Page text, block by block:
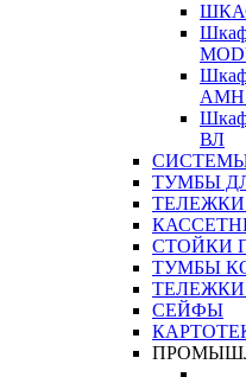
АМН
ВЛ
ТУМБЫ
СТОЙКИ
ТУМБЫ
СЕЙФЫ